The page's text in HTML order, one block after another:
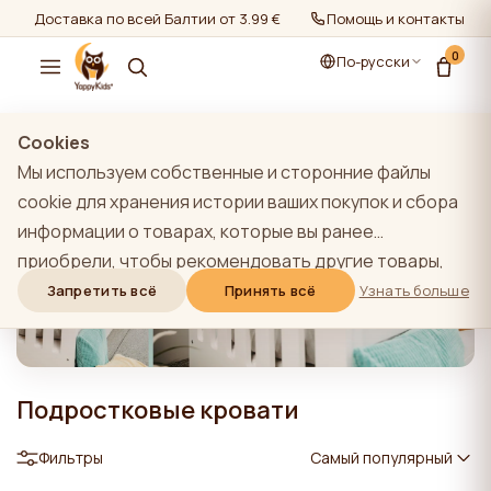
Доставка по всей Балтии от 3.99 € Помощь и контакты
По-русски 0
Подростковые кровати
Фильтры Самый популярный
Cookies
Мы используем собственные и сторонние файлы
cookie для хранения истории ваших покупок и сбора
информации о товарах, которые вы ранее
приобрели, чтобы рекомендовать другие товары,
которые, по нашему мнению, могут вас
заинтересовать. Чтобы узнать больше о нашей
политике использования файлов cookie, нажмите на
всеми файлами cookie, нажав кнопку "Принять все",
пользователь сайта нажимает кнопку "Отказать
Запретить всё Принять всё Узнать больше